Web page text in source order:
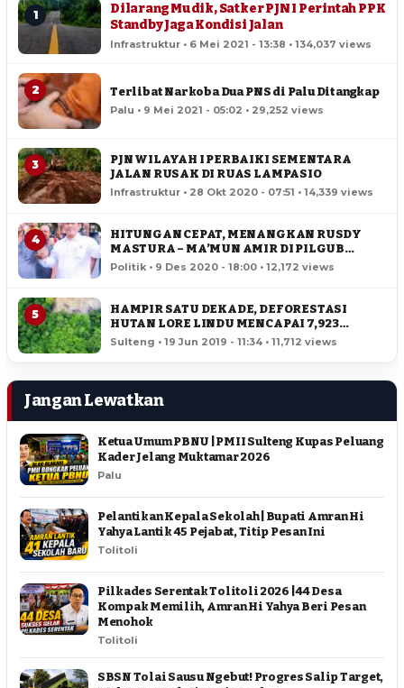
1
Dilarang Mudik, Satker PJN I Perintah PPK
Standby Jaga Kondisi Jalan
Infrastruktur • 6 Mei 2021 - 13:38 • 134,037 views
2 Terlibat Narkoba Dua PNS di Palu Ditangkap
Palu • 9 Mei 2021 - 05:02 • 29,252 views
3
PJN WILAYAH I PERBAIKI SEMENTARA
JALAN RUSAK DI RUAS LAMPASIO
Infrastruktur • 28 Okt 2020 - 07:51 • 14,339 views
4
HITUNGAN CEPAT, MENANGKAN RUSDY
MASTURA – MA’MUN AMIR DI PILGUB
SULTENG
Politik • 9 Des 2020 - 18:00 • 12,172 views
5
HAMPIR SATU DEKADE, DEFORESTASI
HUTAN LORE LINDU MENCAPAI 7,923
HEKTAR
Sulteng • 19 Jun 2019 - 11:34 • 11,712 views
Jangan Lewatkan
Ketua Umum PBNU | PMII Sulteng Kupas Peluang
Kader Jelang Muktamar 2026
Palu
Pelantikan Kepala Sekolah | Bupati Amran Hi
Yahya Lantik 45 Pejabat, Titip Pesan Ini
Tolitoli
Pilkades Serentak Tolitoli 2026 | 44 Desa
Kompak Memilih, Amran Hi Yahya Beri Pesan
Menohok
Tolitoli
SBSN Tolai Sausu Ngebut! Progres Salip Target,